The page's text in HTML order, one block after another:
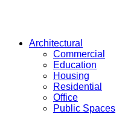
Architectural
Commercial
Education
Housing
Residential
Office
Public Spaces